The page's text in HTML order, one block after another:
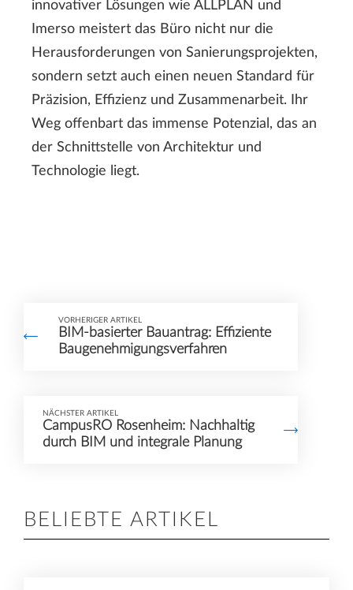
innovativer Lösungen wie ALLPLAN und
Imerso meistert das Büro nicht nur die
Herausforderungen von Sanierungsprojekten,
sondern setzt auch einen neuen Standard für
Präzision, Effizienz und Zusammenarbeit. Ihr
Weg offenbart das immense Potenzial, das an
der Schnittstelle von Architektur und
Technologie liegt.
VORHERIGER ARTIKEL
BIM-basierter Bauantrag: Effiziente
Baugenehmigungsverfahren
NÄCHSTER ARTIKEL
CampusRO Rosenheim: Nachhaltig
durch BIM und integrale Planung
BELIEBTE ARTIKEL